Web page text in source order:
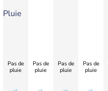
Pluie
Pas de
pluie
Pas de
pluie
Pas de
pluie
Pas de
pluie